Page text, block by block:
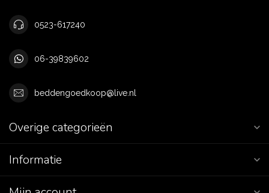
0523-617240
06-39839602
beddengoedkoop@live.nl
Overige categorieën
Informatie